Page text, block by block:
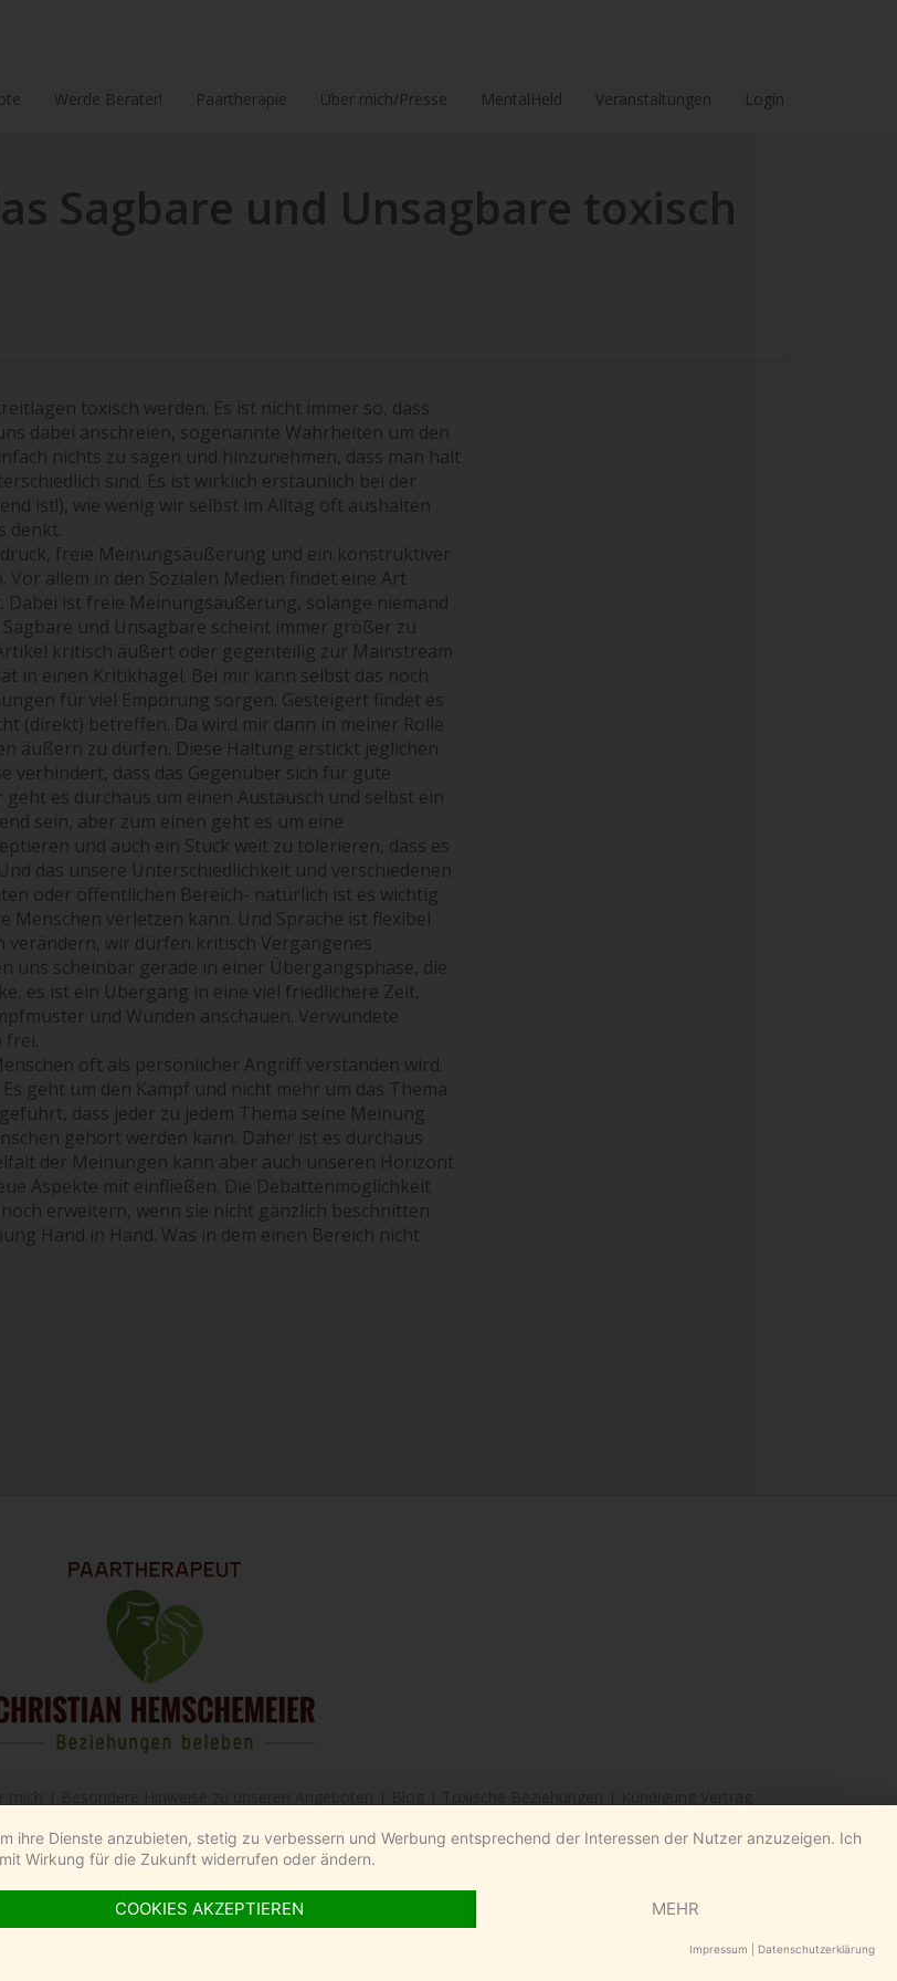
Werde Berater! Paartherapie Über mich/Presse MentalHeld Veranstaltungen Login
Sagbare und Unsagbare toxisch
toxisch werden. Es ist nicht immer so, dass
dabei anschreien, sogenannte Wahrheiten um den
nichts zu sagen und hinzunehmen, dass man halt
sind. Es ist wirklich erstaunlich bei der
ist!), wie wenig wir selbst im Alltag oft aushalten
denkt.
freie Meinungsäußerung und ein konstruktiver
allem in den Sozialen Medien findet eine Art
Dabei ist freie Meinungsäußerung, solange niemand
und Unsagbare scheint immer größer zu
kritisch äußert oder gegenteilig zur Mainstream
in einen Kritikhagel. Bei mir kann selbst das noch
für viel Empörung sorgen. Gesteigert findet es
(direkt) betreffen. Da wird mir dann in meiner Rolle
äußern zu dürfen. Diese Haltung erstickt jeglichen
verhindert, dass das Gegenüber sich für gute
es durchaus um einen Austausch und selbst ein
sein, aber zum einen geht es um eine
und auch ein Stück weit zu tolerieren, dass es
das unsere Unterschiedlichkeit und verschiedenen
oder öffentlichen Bereich- natürlich ist es wichtig
verletzen kann. Und Sprache ist flexibel
verändern, wir dürfen kritisch Vergangenes
uns scheinbar gerade in einer Übergangsphase, die
es ist ein Übergang in eine viel friedlichere Zeit,
und Wunden anschauen. Verwundete
frei.
oft als persönlicher Angriff verstanden wird.
geht um den Kampf und nicht mehr um das Thema
dass jeder zu jedem Thema seine Meinung
gehört werden kann. Daher ist es durchaus
der Meinungen kann aber auch unseren Horizont
Aspekte mit einfließen. Die Debattenmöglichkeit
erweitern, wenn sie nicht gänzlich beschnitten
Hand in Hand. Was in dem einen Bereich nicht
© 2021 Christian Hemschemeier
ihre Dienste anzubieten, stetig zu verbessern und Werbung entsprechend der Interessen der Nutzer anzuzeigen. Ich
Wirkung für die Zukunft widerrufen oder ändern.
COOKIES AKZEPTIEREN MEHR
Impressum Datenschutzerklärung